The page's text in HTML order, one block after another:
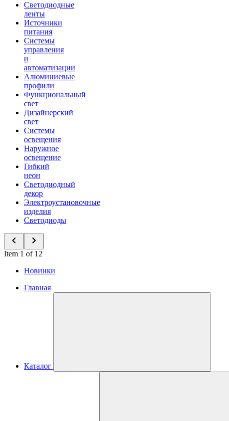
Светодиодные
ленты
Источники
питания
Системы
управления
и
автоматизации
Алюминиевые
профили
Функциональный
свет
Дизайнерский
свет
Системы
освещения
Наружное
освещение
Гибкий
неон
Светодиодный
декор
Электроустановочные
изделия
Светодиоды
Item 1 of 12
Новинки
Главная
Каталог